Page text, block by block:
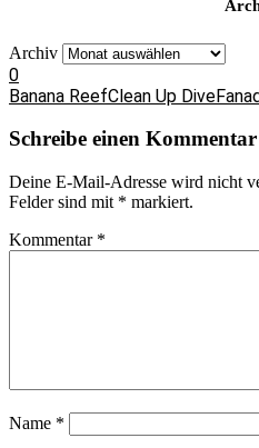
Archiv
0
Banana ReefClean Up Dive
Schreibe einen Kommentar
Deine E-Mail-Adresse wird nicht
Felder sind mit * markiert.
Kommentar *
Name *